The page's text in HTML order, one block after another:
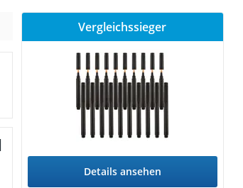
Vergleichssieger
Details ansehen